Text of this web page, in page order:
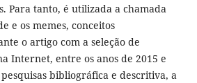
Para tanto, é utilizada a chamada
e os memes, conceitos
o artigo com a seleção de
Internet, entre os anos de 2015 e
bibliográfica e descritiva, a